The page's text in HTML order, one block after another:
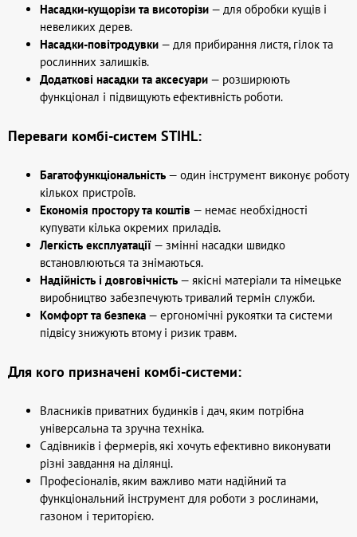
Насадки-кущорізи та висоторізи — для обробки кущів і
невеликих дерев.
Насадки-повітродувки — для прибирання листя, гілок та
рослинних залишків.
Додаткові насадки та аксесуари — розширюють
функціонал і підвищують ефективність роботи.
Переваги комбі-систем STIHL:
Багатофункціональність — один інструмент виконує роботу
кількох пристроїв.
Економія простору та коштів — немає необхідності
купувати кілька окремих приладів.
Легкість експлуатації — змінні насадки швидко
встановлюються та знімаються.
Надійність і довговічність — якісні матеріали та німецьке
виробництво забезпечують тривалий термін служби.
Комфорт та безпека — ергономічні рукоятки та системи
підвісу знижують втому і ризик травм.
Для кого призначені комбі-системи:
Власників приватних будинків і дач, яким потрібна
універсальна та зручна техніка.
Садівників і фермерів, які хочуть ефективно виконувати
різні завдання на ділянці.
Професіоналів, яким важливо мати надійний та
функціональний інструмент для роботи з рослинами,
газоном і територією.